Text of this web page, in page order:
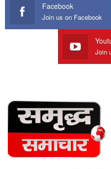
Facebook
Join us on Facebook
Join